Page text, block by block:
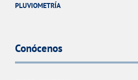
PLUVIOMETRÍA
Conócenos